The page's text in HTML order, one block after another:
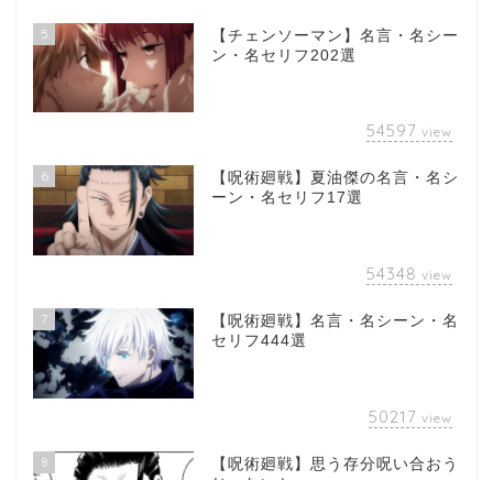
5
【チェンソーマン】名言・名シー
ン・名セリフ202選
54597 view
6
【呪術廻戦】夏油傑の名言・名シ
ーン・名セリフ17選
54348 view
7
【呪術廻戦】名言・名シーン・名
セリフ444選
50217 view
8
【呪術廻戦】思う存分呪い合おう